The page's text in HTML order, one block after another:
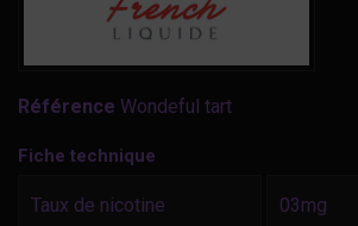
Référence Wondeful tart
Fiche technique
Taux de nicotine 03mg